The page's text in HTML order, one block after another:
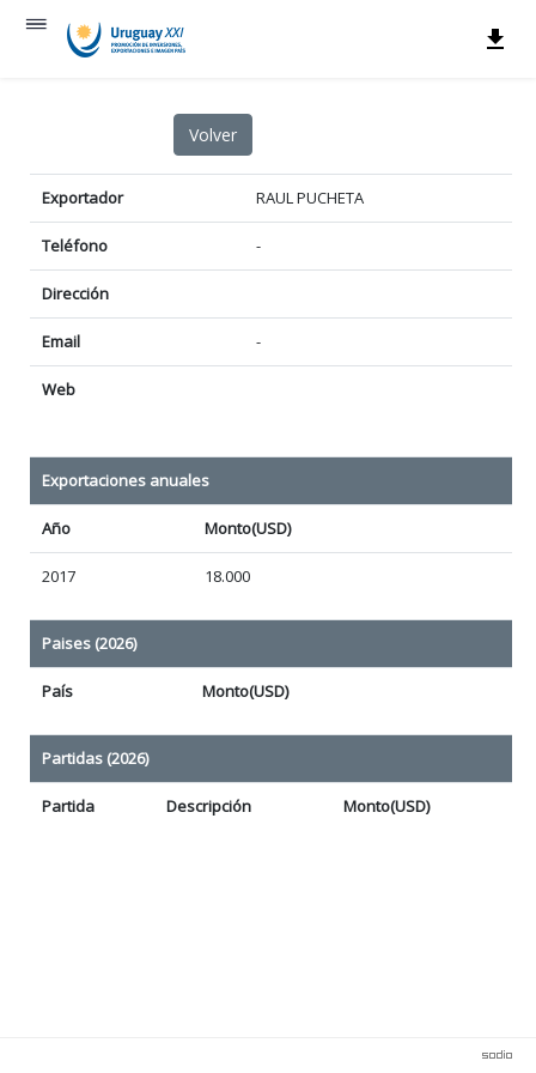
Exportador RAUL PUCHETA
Teléfono -
Dirección
Email -
Web
Exportaciones anuales
Año Monto(USD)
2017 18.000
Paises (2026)
País Monto(USD)
Partidas (2026)
Partida Descripción Monto(USD)